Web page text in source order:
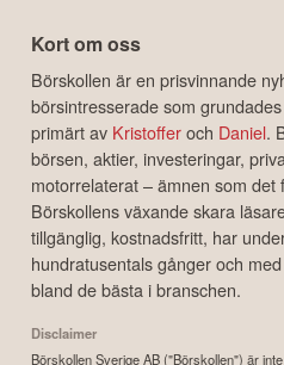
Kort om oss
Börskollen är en prisvinnande
börsintresserade som
primärt av Kristofferoch Daniel.
börsen, aktier, investeringar,
motorrelaterat – ämnen som
Börskollens växande skara
tillgänglig, kostnadsfritt, har
hundratusentals gånger och
bland de bästa i branschen.
Disclaimer
Börskollen Sverige AB ("Börskollen") är